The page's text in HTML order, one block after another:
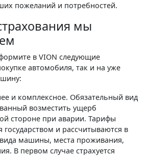
пожеланий и потребностей.
мы
в VION следующие
автомобиля, так и на уже
и комплексное. Обязательный вид
возместить ущерб
стороне при аварии. Тарифы
государством и рассчитываются в
машины, места проживания,
В первом случае страхуется